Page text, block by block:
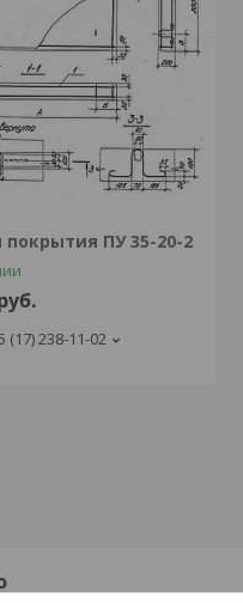
ПУ 35-20-2
(17) 238-11-02